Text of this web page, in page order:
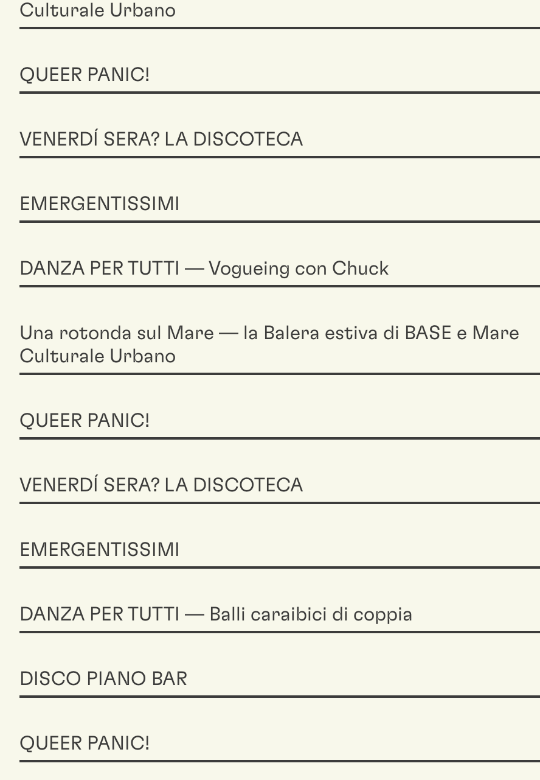
Culturale Urbano
QUEER PANIC!
VENERDÍ SERA? LA DISCOTECA
EMERGENTISSIMI
DANZA PER TUTTI — Vogueing con Chuck
Una rotonda sul Mare — la Balera estiva di BASE e Mare
Culturale Urbano
QUEER PANIC!
VENERDÍ SERA? LA DISCOTECA
EMERGENTISSIMI
DANZA PER TUTTI — Balli caraibici di coppia
DISCO PIANO BAR
QUEER PANIC!